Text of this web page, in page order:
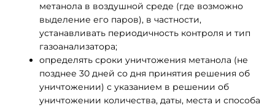
метанола в воздушной среде (где возможно
выделение его паров), в частности,
устанавливать периодичность контроля и тип
газоанализатора;
определять сроки уничтожения метанола (не
позднее 30 дней со дня принятия решения об
уничтожении) с указанием в решении об
уничтожении количества, даты, места и способа